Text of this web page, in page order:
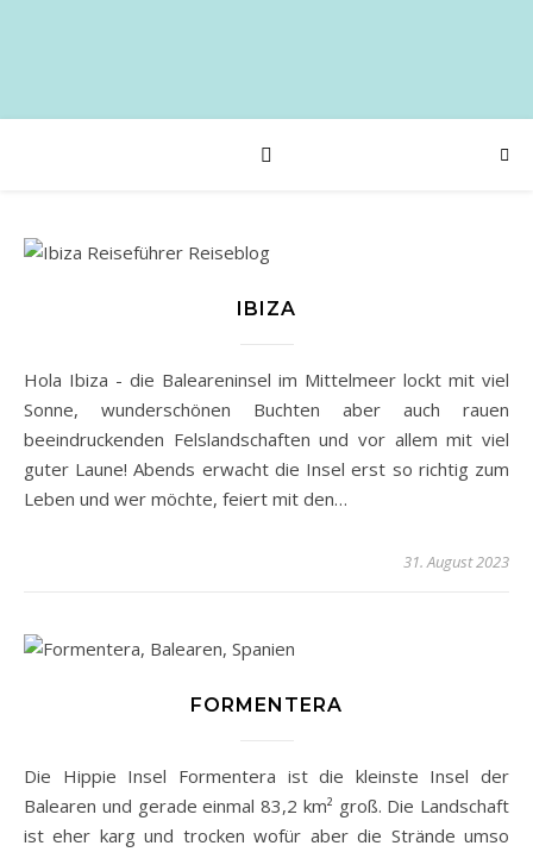
IBIZA
Hola Ibiza - die Baleareninsel im Mittelmeer lockt mit viel
Sonne, wunderschönen Buchten aber auch rauen
beeindruckenden Felslandschaften und vor allem mit viel
guter Laune! Abends erwacht die Insel erst so richtig zum
Leben und wer möchte, feiert mit den…
31. August 2023
FORMENTERA
Die Hippie Insel Formentera ist die kleinste Insel der
Balearen und gerade einmal 83,2 km² groß. Die Landschaft
ist eher karg und trocken wofür aber die Strände umso